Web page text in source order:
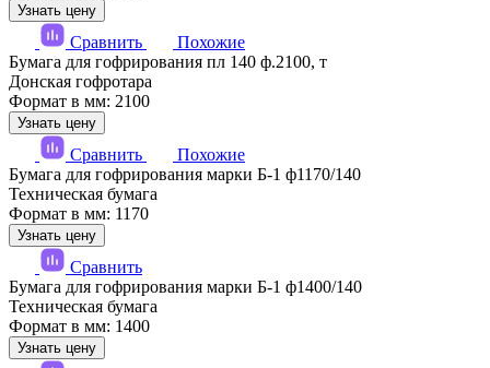
Узнать цену
Сравнить
Похожие
Бумага для гофрирования пл 140 ф.2100, т
Донская гофротара
Формат в мм: 2100
Узнать цену
Сравнить
Похожие
Бумага для гофрирования марки Б-1 ф1170/140
Техническая бумага
Формат в мм: 1170
Узнать цену
Сравнить
Бумага для гофрирования марки Б-1 ф1400/140
Техническая бумага
Формат в мм: 1400
Узнать цену